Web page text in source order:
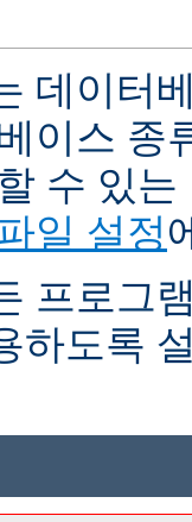
데이터
이스 종
수 있
일 설정
프로그
하도록